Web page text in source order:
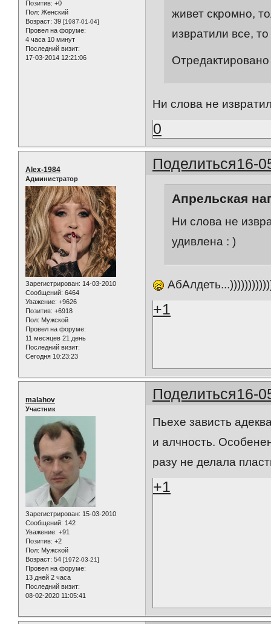
Позитив: +0
Пол: Женский
Возраст: 39 [1987-01-04]
Провел на форуме:
4 часа 10 минут
Последний визит:
17-03-2014 12:21:06
живет скромно,
извратили все,
Ни слова не
0
Поделиться16-
Alex-1984
Администратор
Зарегистрирован: 14-03-2010
Сообщений: 6464
Уважение: +9626
Позитив: +6918
Пол: Мужской
Провел на форуме:
11 месяцев 21 день
Последний визит:
Сегодня 10:23:23
Апрельская
Ни слова не
удивлена : )
+1
Поделиться16-
malahov
Участник
Зарегистрирован: 15-03-2010
Сообщений: 142
Уважение: +91
Позитив: +2
Пол: Мужской
Возраст: 54 [1972-03-21]
Провел на форуме:
13 дней 2 часа
Последний визит:
08-02-2020 11:05:41
Пьехе зависть
и алчность.
разу не делала
+1